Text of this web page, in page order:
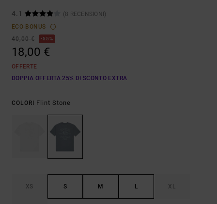
4.1
(8 RECENSIONI)
ECO-BONUS
40,00 €
55%
18,00 €
OFFERTE
DOPPIA OFFERTA 25% DI SCONTO EXTRA
COLORI Flint Stone
XS S M L XL